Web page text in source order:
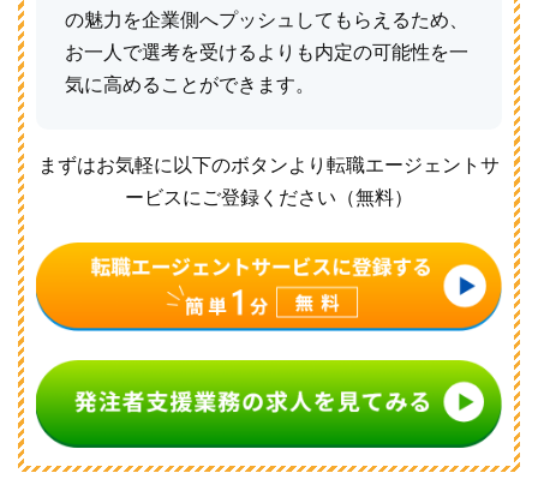
の魅力を企業側へプッシュしてもらえるため、
お一人で選考を受けるよりも内定の可能性を一
気に高めることができます。
まずはお気軽に以下のボタンより転職エージェントサ
ービスにご登録ください（無料）